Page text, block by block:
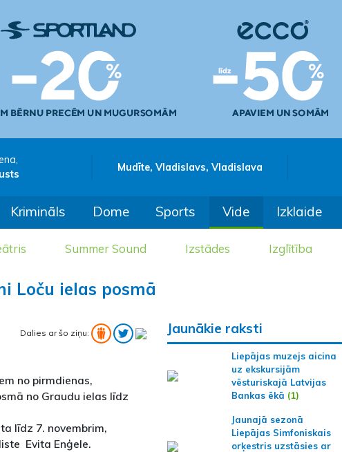
Mudīte, Vladislavs, Vladislava
Krimināls Dome Sports Vide Izklaide
Summer Sound Izstādes Izglītība
Loču ielas posmā
Dalies ar šo ziņu:
no pirmdienas,
no Graudu ielas līdz
līdz 7. novembrim,
Evita Enģele.
Jaunākie raksti
Liepājas muzejs aicina
uz ekskursijām
vēsturiskajā Latvijas
Bankas ēkā (1)
Jaunajā sezonā
Liepājas Simfoniskais
orķestris uzstāsies ar